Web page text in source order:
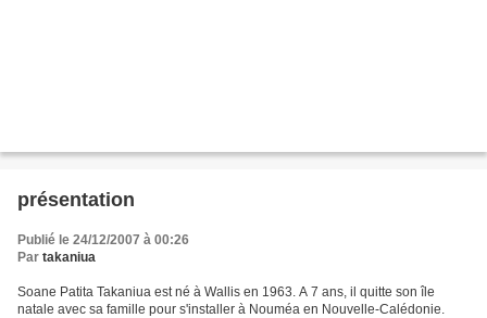
présentation
Publié le 24/12/2007 à 00:26
Par takaniua
Soane Patita Takaniua est né à Wallis en 1963. A 7 ans, il quitte son île
natale avec sa famille pour s'installer à Nouméa en Nouvelle-Calédonie.